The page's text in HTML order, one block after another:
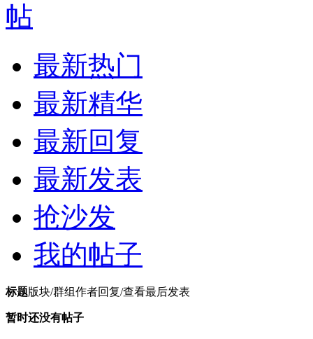
最新热门
最新精华
最新回复
最新发表
抢沙发
我的帖子
标题版块/群组作者回复/查看最后发表
暂时还没有帖子